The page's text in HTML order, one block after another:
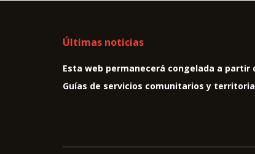
Últimas noticias
Esta web permanecerá congelada a partir
Guías de servicios comunitarios y